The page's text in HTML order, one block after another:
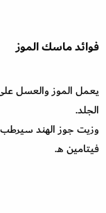
فوائد ماسك الموز
يعمل الموز والعسل
الجلد.
وزيت جوز الهند
فيتامين هـ.